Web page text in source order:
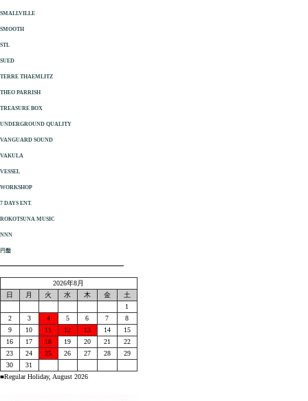
SMALLVILLE
SMOOTH
STL
SUED
TERRE THAEMLITZ
THEO PARRISH
TREASURE BOX
UNDERGROUND QUALITY
VANGUARD SOUND
VAKULA
VESSEL
WORKSHOP
7 DAYS ENT.
ROKOTSUNA MUSIC
NNN
円盤
2026年8月
日
月 火 水 木 金
土
1
2
3 4 5 6 7
8
9
10 11 12 13 14
15
16
17 18 19 20 21
22
23
24 25 26 27 28
29
30
31
■Regular Holiday, August 2026